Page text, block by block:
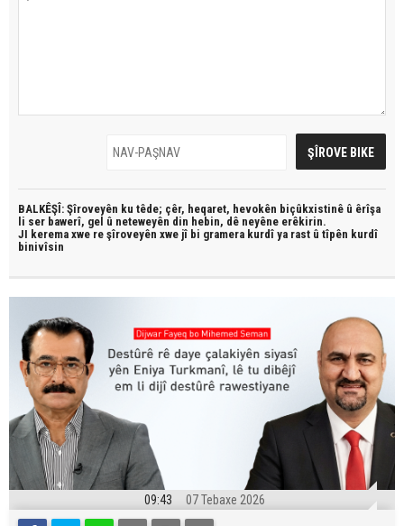
BALKÊŞÎ: Şîroveyên ku têde; çêr, heqaret, hevokên biçûkxistinê û êrîşa
li ser bawerî, gel û neteweyên din hebin, dê neyêne erêkirin.
JI kerema xwe re şîroveyên xwe jî bi gramera kurdî ya rast û tîpên kurdî
binivîsin
09:43 07 Tebaxe 2026